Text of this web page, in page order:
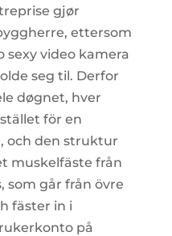
gjør
ettersom
sexy video kamera
seg til. Derfor
døgnet, hver
för en
och den struktur
muskelfäste från
som går från övre
fäster in i
på